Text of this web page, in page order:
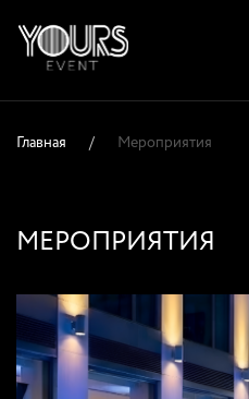
Главная / Мероприятия
МЕРОПРИЯТИЯ